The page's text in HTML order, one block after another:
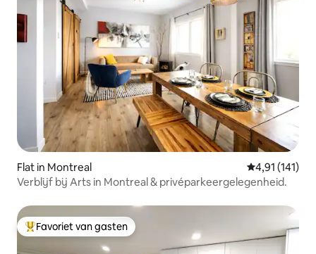
Flat in Montreal Gemiddelde
4,91 (141)
Verblijf bij Arts in Montreal & privéparkeergelegenheid.
Topfavoriet van gasten
Favoriet van gasten